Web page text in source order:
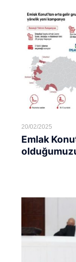
20/02/2025
Emlak